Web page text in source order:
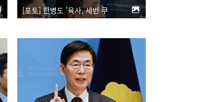
[포토] 한병도 '육사, 세번 쿠데타 책임 안져...국군사관학교 창설은 시대흐름'